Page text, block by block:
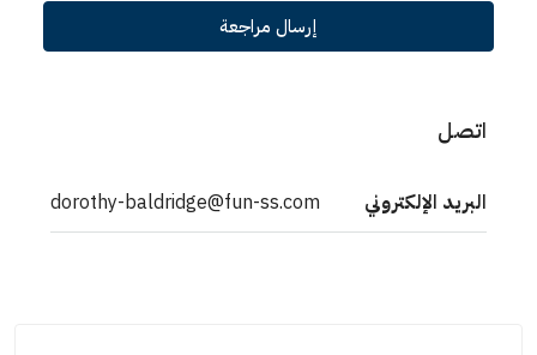
إرسال مراجعة
اتصل
البريد الإلكتروني dorothy-baldridge@fun-ss.com